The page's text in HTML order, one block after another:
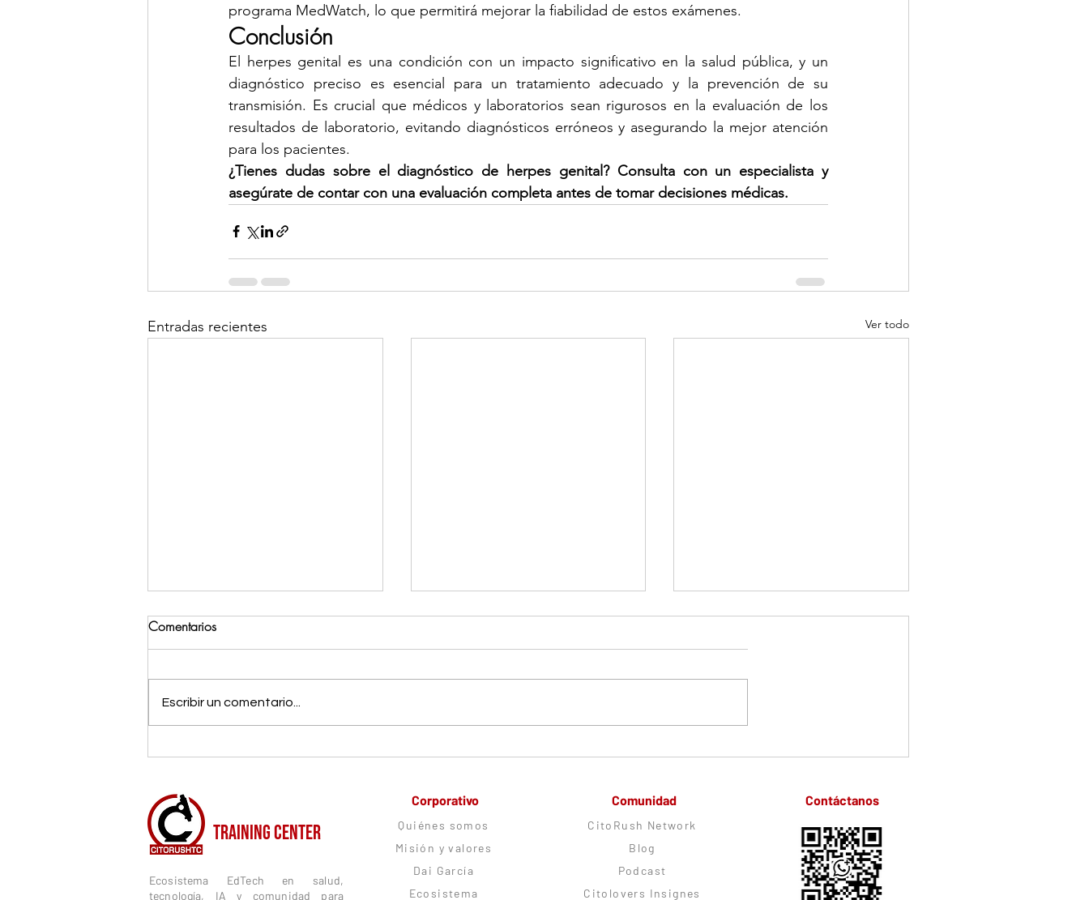
programa MedWatch, lo que permitirá mejorar la fiabilidad de estos exámenes.
Conclusión
El herpes genital es una condición con un impacto significativo en la salud pública, y un
diagnóstico preciso es esencial para un tratamiento adecuado y la prevención de su
transmisión. Es crucial que médicos y laboratorios sean rigurosos en la evaluación de los
resultados de laboratorio, evitando diagnósticos erróneos y asegurando la mejor atención
para los pacientes.
¿Tienes dudas sobre el diagnóstico de herpes genital? Consulta con un especialista y
asegúrate de contar con una evaluación completa antes de tomar decisiones médicas.
Entradas recientes Ver todo
Comentarios
Escribir un comentario...
TRAINING CENTER
Ecosistema EdTech en salud,
tecnología, IA y comunidad para
Corporativo
Quiénes somos
Misión y valores
Dai García
Ecosistema
Comunidad
CitoRush Network
Blog
Podcast
Citolovers Insignes
Contáctanos